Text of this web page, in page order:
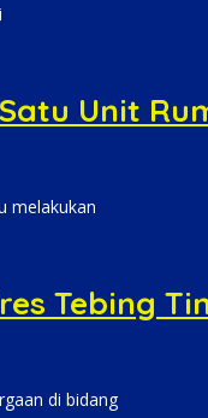
Unit
melakukan
Tebing
di bidang